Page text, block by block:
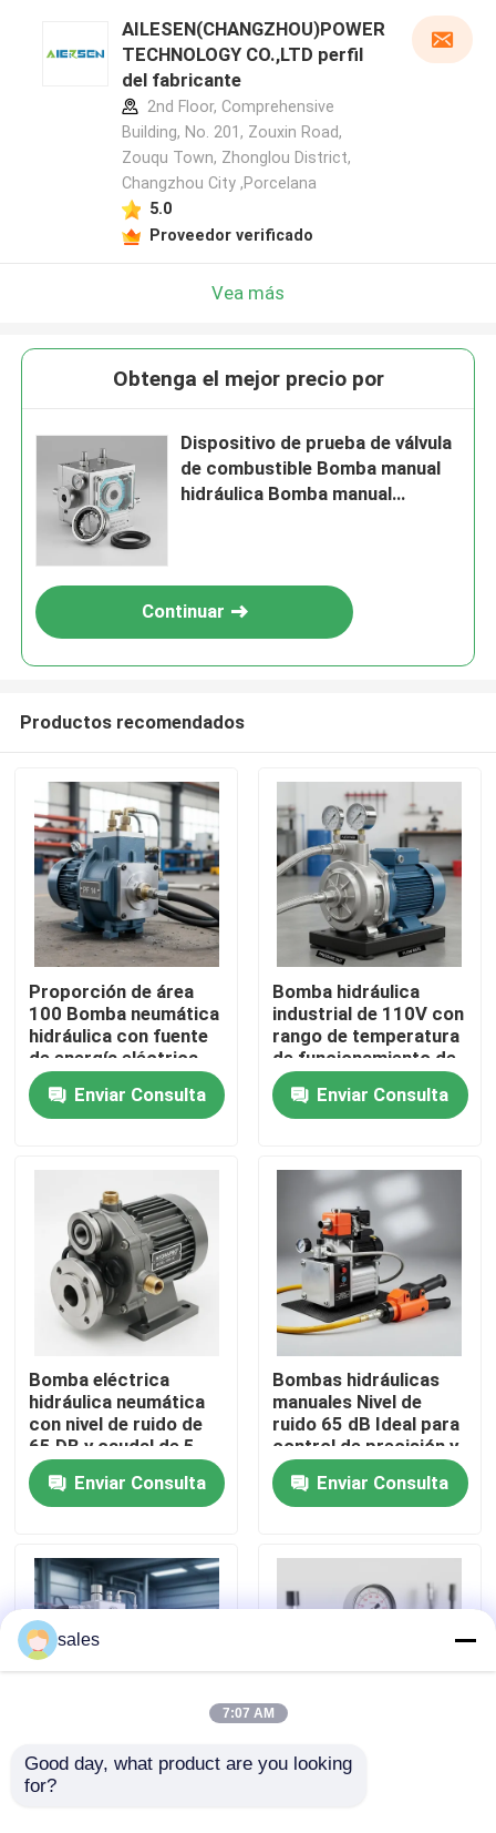
En casa
Productos
Los vídeos
Sobre nosotros
Recorrido por la fábrica
Noticias
AILESEN(CHANGZHOU)POWER
TECHNOLOGY CO.,LTD perfil
del fabricante
2nd Floor, Comprehensive
Building, No. 201, Zouxin Road,
Zouqu Town, Zhonglou District,
Changzhou City ,Porcelana
5.0
Proveedor verificado
Vea más
Obtenga el mejor precio por
Dispositivo de prueba de válvula
de combustible Bomba manual
hidráulica Bomba manual
Continuar
Productos recomendados
Proporción de área
100 Bomba neumática
hidráulica con fuente
de energía eléctrica
manual impulsada por
aire y relación de
compresión 1282
Enviar Consulta
Bomba hidráulica
industrial de 110V con
rango de temperatura
de funcionamiento de
menos 20 °C a 80 °C
Construcción
duradera a largo plazo
Enviar Consulta
Bomba eléctrica
hidráulica neumática
con nivel de ruido de
65 DB y caudal de 5
Lmin Adecuada para
aplicaciones
neumáticas
Enviar Consulta
Bombas hidráulicas
manuales Nivel de
ruido 65 dB Ideal para
control de precisión y
operación duradera en
diversas industrias
Enviar Consulta
Máquina bomba
hidráulica neumática
Rango de temperatura
sales
7:07 AM
Good day, what product are you looking
for?